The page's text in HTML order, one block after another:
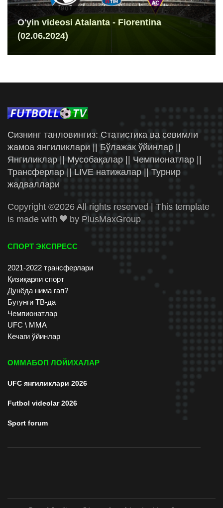
O'yin videosi Atalanta - Fiorentina
(02.06.2024)
Сизнинг танловингиз: Статистика ва севимли
жамоа янгиликлари || Бўлажак ўйинлар ||
Янгиликлар || Мусобақалар || Чемпионатлар ||
Трансферлар || LIVE натижалар || Турнир
жадваллари
Copyright ©2026 All rights reserved | This template
is made with
by PlusMaxGroup
СПОРТ ЭКСПРЕСС
2021-2022 трансферлари
Қизиқарли спорт
Дунёда нима гап?
Бугунги ТВ-да
Чемпионатлар
UFC \ ММА
Кечаги ўйинлар
ОММАБОП ЛОЙИХАЛАР
UFC янгиликлари 2026
Futbol videolar 2026
Sport forum